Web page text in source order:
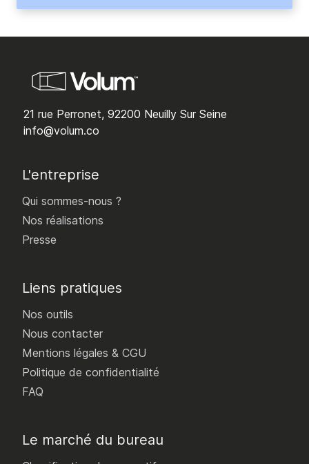
21 rue Perronet, 92200 Neuilly Sur Seine
info@volum.co
L'entreprise
Qui sommes-nous ?
Nos réalisations
Presse
Liens pratiques
Nos outils
Nous contacter
Mentions légales & CGU
Politique de confidentialité
FAQ
Le marché du bureau